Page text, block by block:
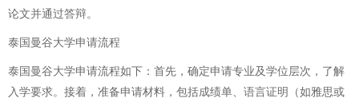
论文并通过答辩。
泰国曼谷大学申请流程
泰国曼谷大学申请流程如下：首先，确定申请专业及学位层次，了解
入学要求。接着，准备申请材料，包括成绩单、语言证明（如雅思或